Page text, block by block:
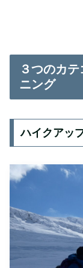
３つのカ
ニング
ハイクアッ